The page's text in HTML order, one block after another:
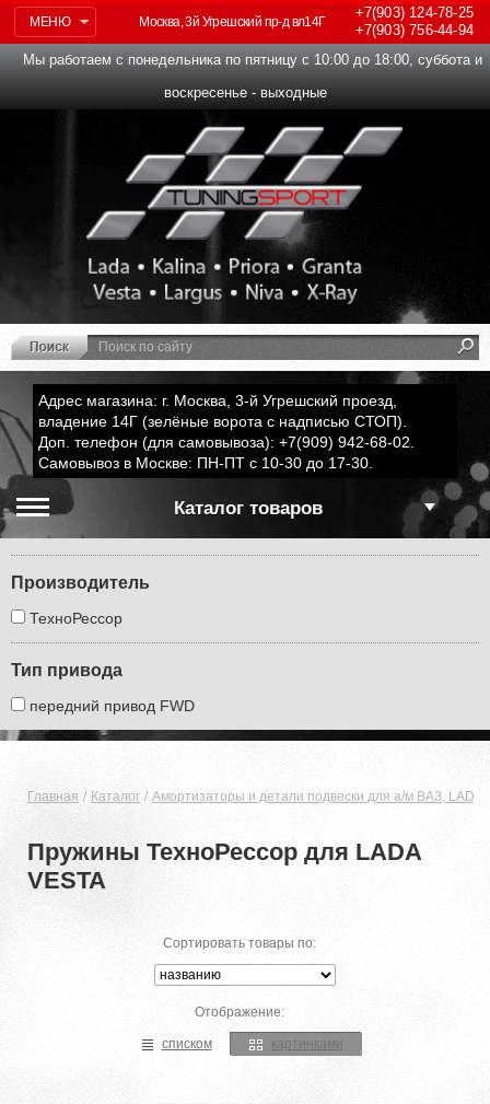
МЕНЮ
+7(903)124-78-25
+7(903)756-44-94
Москва, 3й Угрешский пр-д вл14Г
Мы работаем с понедельника по пятницу с 10:00 до 18:00, суббота и
воскресенье - выходные
Адрес магазина: г. Москва, 3-й Угрешский проезд,
владение 14Г (зелёные ворота с надписью СТОП).
Доп. телефон (для самовывоза): +7(909) 942-68-02.
Самовывоз в Москве: ПН-ПТ с 10-30 до 17-30.
Каталог товаров
Производитель
ТехноРессор
Тип привода
передний привод FWD
Главная Каталог Амортизаторы и детали подвески для а/м ВАЗ, LADA
Пружины ТехноРессор для LADA
VESTA
Сортировать товары по:
Отображение:
списком картинками